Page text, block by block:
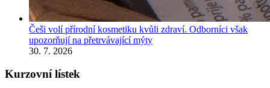
Češi volí přírodní kosmetiku kvůli zdraví. Odborníci však
upozorňují na přetrvávající mýty
30. 7. 2026
Kurzovní lístek